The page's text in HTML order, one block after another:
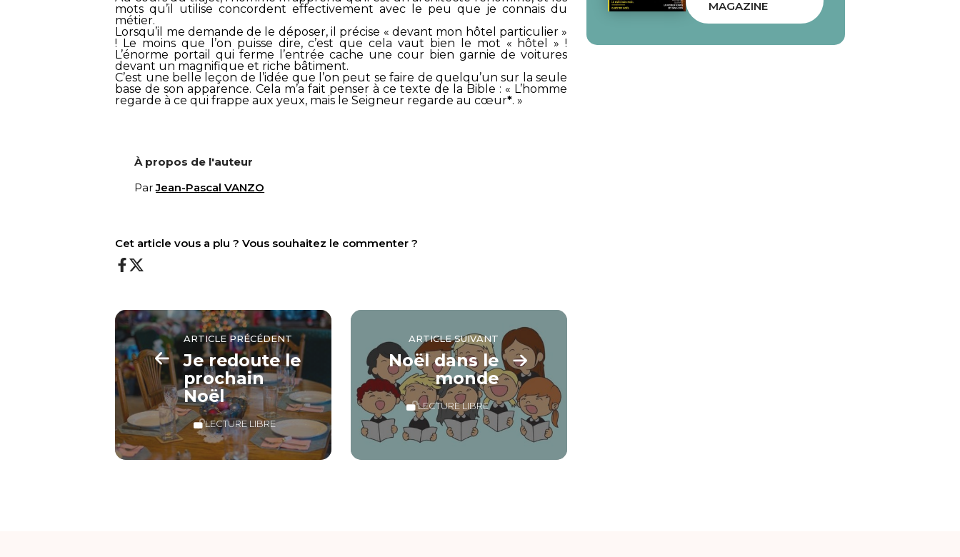
mots qu’il utilise concordent effectivement avec le peu que je connais du
métier.
Lorsqu’il me demande de le déposer, il précise « devant mon hôtel particulier »
! Le moins que l’on puisse dire, c’est que cela vaut bien le mot « hôtel » !
L’énorme portail qui ferme l’entrée cache une cour bien garnie de voitures
devant un magnifique et riche bâtiment.
C’est une belle leçon de l’idée que l’on peut se faire de quelqu’un sur la seule
base de son apparence. Cela m’a fait penser à ce texte de la Bible : « L’homme
regarde à ce qui frappe aux yeux, mais le Seigneur regarde au cœur*. »
À propos de l'auteur
ParJean-Pascal VANZO
Cet article vous a plu ? Vous souhaitez le commenter ?
ARTICLE PRÉCÉDENT
Je redoute le
prochain
Noël
LECTURE LIBRE
ARTICLE SUIVANT
Noël dans le
monde
LECTURE LIBRE
MAGAZINE